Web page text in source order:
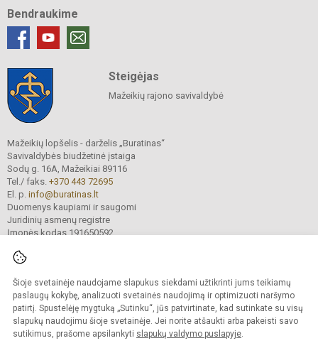
Šioje svetainėje naudojame slapukus siekdami užtikrinti jums teikiamų
paslaugų kokybę, analizuoti svetainės naudojimą ir optimizuoti naršymo
patirtį. Spustelėję mygtuką „Sutinku“, jūs patvirtinate, kad sutinkate su visų
slapukų naudojimu šioje svetainėje. Jei norite atšaukti arba pakeisti savo
sutikimus, prašome apsilankyti slapukų valdymo puslapyje.
Bendraukime
Steigėjas
Mažeikių rajono savivaldybė
Mažeikių lopšelis - darželis „Buratinas“
Savivaldybės biudžetinė įstaiga
Sodų g. 16A, Mažeikiai 89116
Tel./ faks. +370 443 72695
El. p. info@buratinas.lt
Duomenys kaupiami ir saugomi
Juridinių asmenų registre
Įmonės kodas 191650592
© 2024. Mažeikių lopšelis - darželis „Buratinas“. Visos teisės saugomos.
Kopijuoti turinį be raštiško įstaigos administracijos sutikimo griežtai draudžiama.
Prieinamumo paraiška Slapukų valdymas
Sumanus būdas atnaujinti